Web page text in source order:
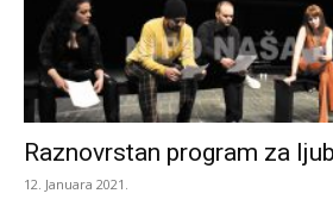
Raznovrstan program za
12. Januara 2021.